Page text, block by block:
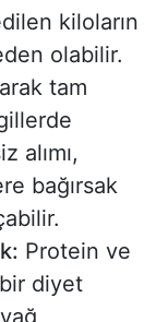
kiloların
olabilir.
tam
alımı,
bağırsak
Protein ve
bir diyet